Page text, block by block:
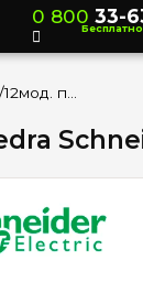
0 800 33-
Бесплатно